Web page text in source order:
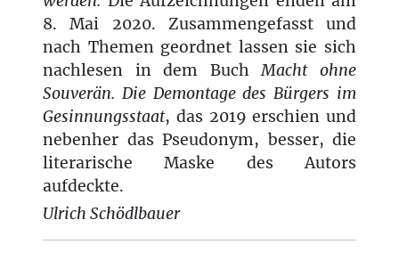
8. Mai 2020. Zusammengefasst und
nach Themen geordnet lassen sie sich
nachlesen in dem BuchMacht ohne
Souverän. Die Demontage des Bürgers im
Gesinnungsstaat, das 2019 erschien und
nebenher das Pseudonym, besser, die
literarische Maske des Autors
aufdeckte.
Ulrich Schödlbauer